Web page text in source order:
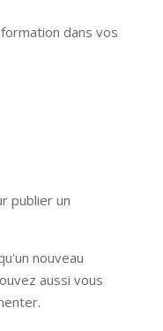
dans vos
publier un
nouveau
aussi vous